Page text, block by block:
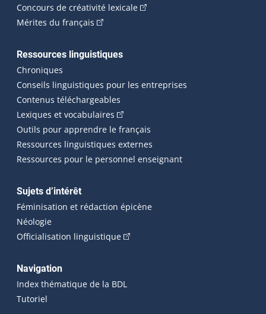
Concours de créativité lexicale(Cet hyperlien externe
Mérites du français (Cet hyperlien externe s'ouvrira dans une
Ressources linguistiques
Chroniques
Conseils linguistiques pour les entreprises
Contenus téléchargeables
Lexiques et vocabulaires (Cet hyperlien externe s'ouvrira
Outils pour apprendre le français
Ressources linguistiques externes
Ressources pour le personnel enseignant
Sujets d’intérêt
Féminisation et rédaction épicène
Néologie
Officialisation linguistique(Cet hyperlien externe s'ouvrira
Navigation
Index thématique de la BDL
Tutoriel